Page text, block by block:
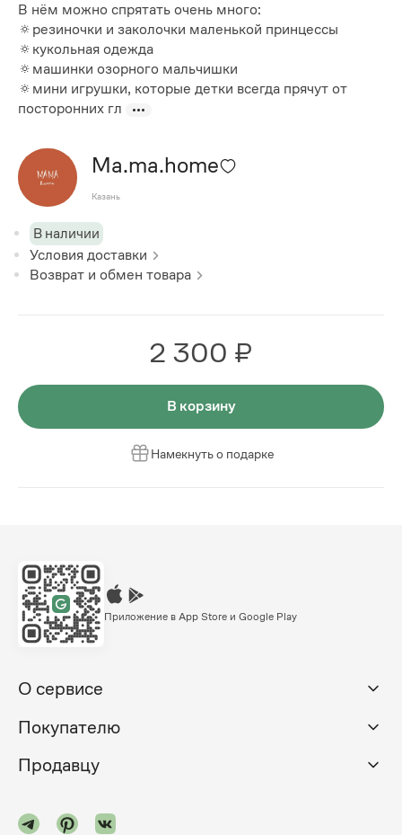
В нём можно спрятать очень много:
🔅резиночки и заколочки маленькой принцессы
🔅кукольная одежда
🔅машинки озорного мальчишки
🔅мини игрушки, которые детки всегда прячут от
посторонних гл
Ma.ma.home
Казань
В наличии
Условия доставки
Возврат и обмен товара
2 300 ₽
В корзину
Намекнуть о подарке
Приложение в App Store и Google Play
О сервисе
Покупателю
Продавцу